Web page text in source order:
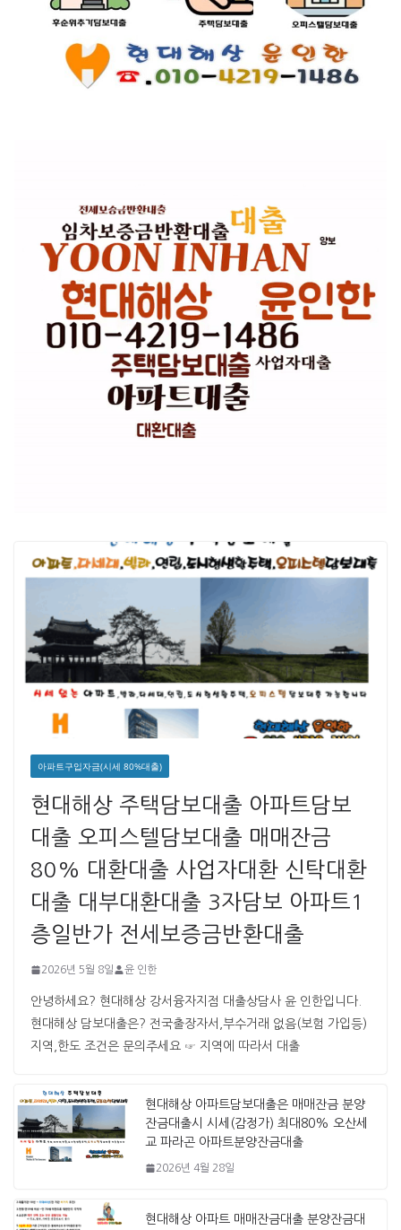
아파트구입자금(시세 80%대출)
현대해상 주택담보대출 아파트담보
대출 오피스텔담보대출 매매잔금
80% 대환대출 사업자대환 신탁대환
대출 대부대환대출 3자담보 아파트1
층일반가 전세보증금반환대출
2026년 5월 8일 윤 인한
안녕하세요? 현대해상 강서융자지점 대출상담사 윤 인한입니다. ​ ​
현대해상 담보대출은? 전국출장자서,부수거래 없음(보험 가입등)
지역,한도 조건은 문의주세요 ☞ 지역에 따라서 대출
현대해상 아파트담보대출은 매매잔금 분양
잔금대출시 시세(감정가) 최대80% 오산세
교 파라곤 아파트분양잔금대출
2026년 4월 28일
현대해상 아파트 매매잔금대출 분양잔금대